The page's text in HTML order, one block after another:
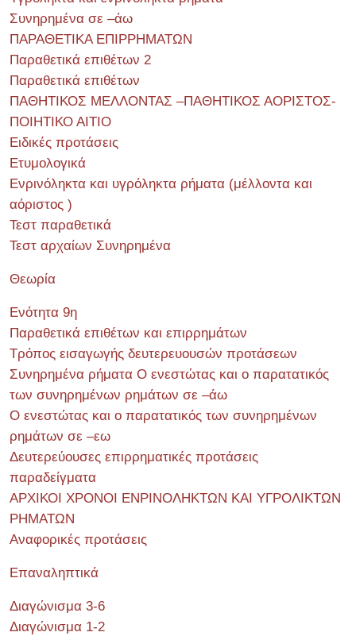
Συνηρημένα σε –άω
ΠΑΡΑΘΕΤΙΚΑ ΕΠΙΡΡΗΜΑΤΩΝ
Παραθετικά επιθέτων 2
Παραθετικά επιθέτων
ΠΑΘΗΤΙΚΟΣ ΜΕΛΛΟΝΤΑΣ –ΠΑΘΗΤΙΚΟΣ ΑΟΡΙΣΤΟΣ-
ΠΟΙΗΤΙΚΟ ΑΙΤΙΟ
Ειδικές προτάσεις
Ετυμολογικά
Ενρινόληκτα και υγρόληκτα ρήματα (μέλλοντα και
αόριστος )
Τεστ παραθετικά
Τεστ αρχαίων Συνηρημένα
Θεωρία
Ενότητα 9η
Παραθετικά επιθέτων και επιρρημάτων
Τρόπος εισαγωγής δευτερευουσών προτάσεων
Συνηρημένα ρήματα Ο ενεστώτας και ο παρατατικός
των συνηρημένων ρημάτων σε –άω
Ο ενεστώτας και ο παρατατικός των συνηρημένων
ρημάτων σε –εω
Δευτερεύουσες επιρρηματικές προτάσεις
παραδείγματα
ΑΡΧΙΚΟΙ ΧΡΟΝΟΙ ΕΝΡΙΝΟΛΗΚΤΩΝ ΚΑΙ ΥΓΡΟΛΙΚΤΩΝ
ΡΗΜΑΤΩΝ
Αναφορικές προτάσεις
Επαναληπτικά
Διαγώνισμα 3-6
Διαγώνισμα 1-2